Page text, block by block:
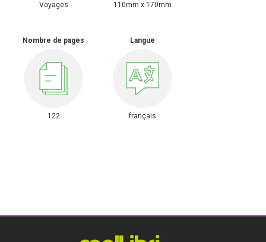
Voyages 110mm x 170mm
Nombre de pages
122
Langue
français